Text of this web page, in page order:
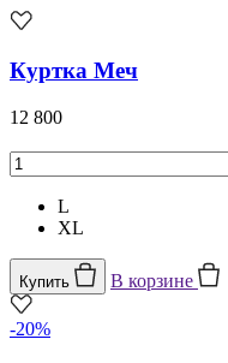
Куртка Меч
12 800
L
XL
Купить В корзине
-20%